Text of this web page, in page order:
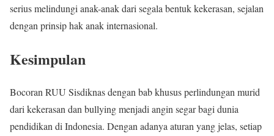
serius melindungi anak-anak dari segala bentuk kekerasan, sejalan
dengan prinsip hak anak internasional.
Kesimpulan
Bocoran RUU Sisdiknas dengan bab khusus perlindungan murid
dari kekerasan dan bullying menjadi angin segar bagi dunia
pendidikan di Indonesia. Dengan adanya aturan yang jelas, setiap